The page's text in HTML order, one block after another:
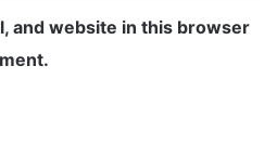
and website in this browser